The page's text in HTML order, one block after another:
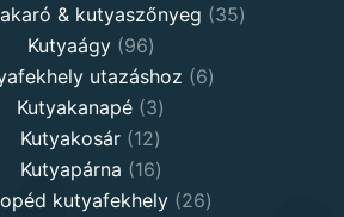
products
& kutyaszőnyeg 3535
Kutyaágy 9696
products
utazáshoz 66
Kutyakanapé 33
products
Kutyakosár 1212
products
Kutyapárna 1616
products
kutyafekhely 2626